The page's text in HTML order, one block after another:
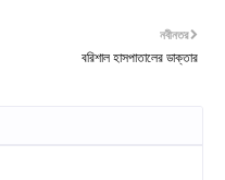
নবীনতর
বরিশাল হাসপাতালের ডাক্তার